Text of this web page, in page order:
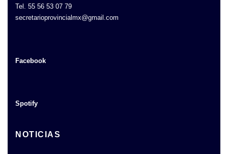
Tel. 55 56 53 07 79
secretarioprovincialmx@gmail.com
Facebook
Spotify
NOTICIAS